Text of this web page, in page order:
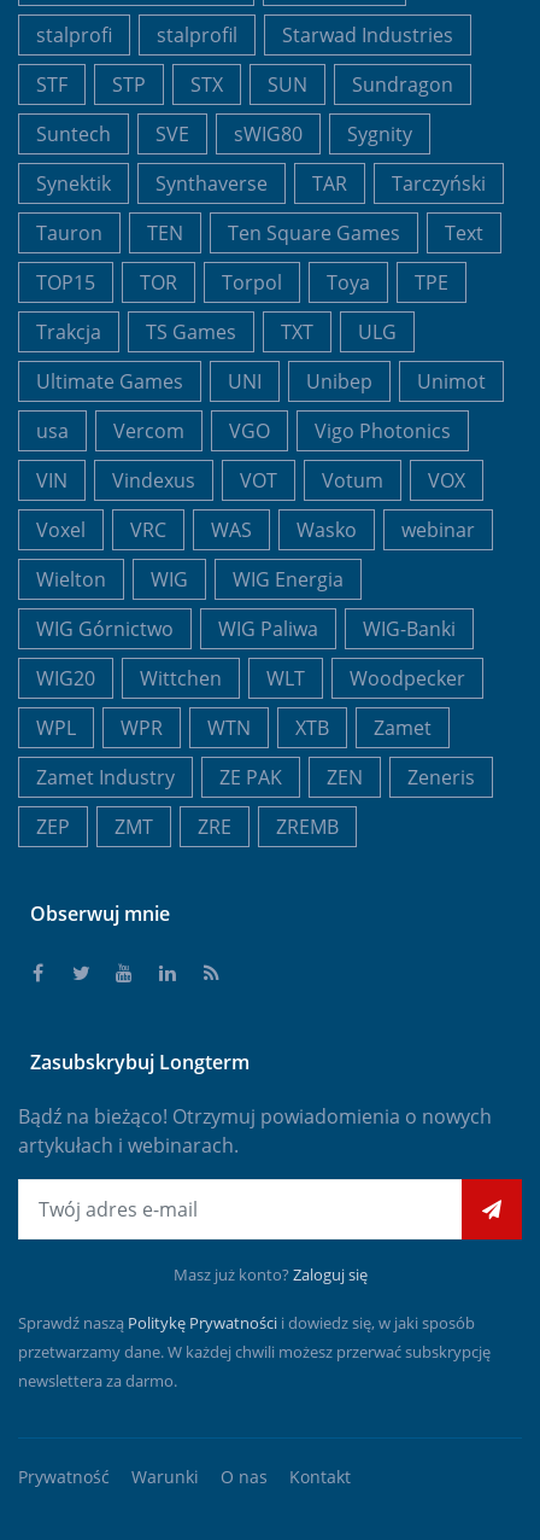
stalprofi
stalprofil
Starwad Industries
STF
STP STX SUN
Sundragon
Suntech
SVE sWIG80
Sygnity
Synektik
Synthaverse TAR
Tarczyński
Tauron
TEN Ten Square Games
Text
TOP15
TOR Torpol Toya
TPE
Trakcja
TS Games TXT
ULG
Ultimate Games
UNI Unibep
Unimot
usa
Vercom VGO
Vigo Photonics
VIN
Vindexus VOT Votum
VOX
Voxel
VRC WAS Wasko
webinar
Wielton
WIG
WIG Energia
WIG Górnictwo
WIG Paliwa
WIG-Banki
WIG20
Wittchen WLT
Woodpecker
WPL
WPR WTN XTB
Zamet
Zamet Industry
ZE PAK ZEN
Zeneris
ZEP
ZMT ZRE ZREMB
Obserwuj mnie
Zasubskrybuj Longterm
Bądź na bieżąco! Otrzymuj powiadomienia o nowych
artykułach i webinarach.
Masz już konto? Zaloguj się
Sprawdź naszą Politykę Prywatności i dowiedz się, w jaki sposób
przetwarzamy dane. W każdej chwili możesz przerwać subskrypcję
newslettera za darmo.
Prywatność Warunki O nas Kontakt